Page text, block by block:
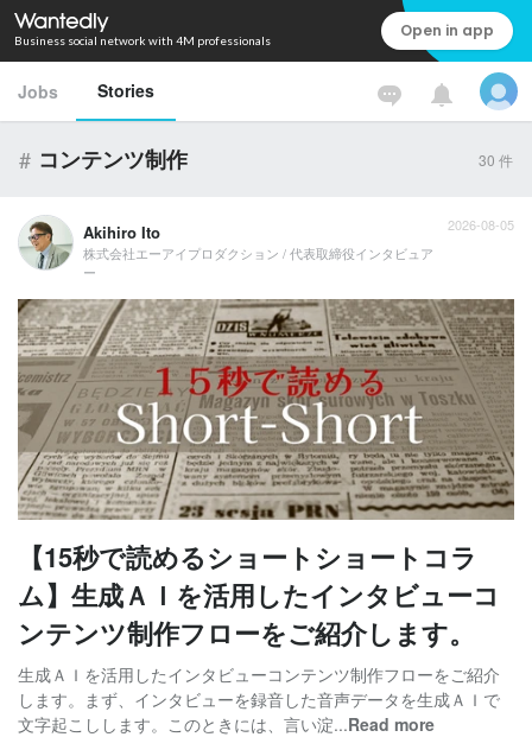
Business social network with 4M professionals Open in app
Jobs Stories
# コンテンツ制作 30 件
Akihiro Ito
株式会社エーアイプロダクション / 代表取締役インタビュア
ー
2026-08-05
【15秒で読めるショートショートコラ
ム】生成ＡＩを活用したインタビューコ
ンテンツ制作フローをご紹介します。
生成ＡＩを活用したインタビューコンテンツ制作フローをご紹介
します。まず、インタビューを録音した音声データを生成ＡＩで
文字起こしします。このときには、言い淀...Read more